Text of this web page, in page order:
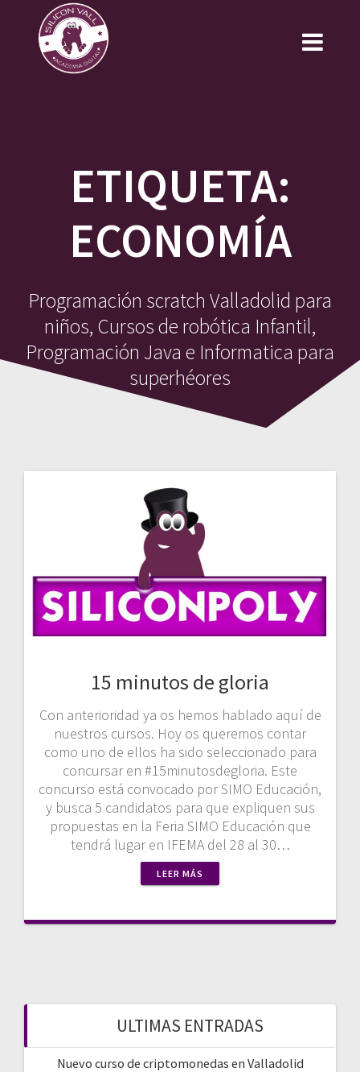
ETIQUETA:
ECONOMÍA
Programación scratch Valladolid para
niños, Cursos de robótica Infantil,
Programación Java e Informatica para
superhéores
15 minutos de gloria
Con anterioridad ya os hemos hablado aquí de
nuestros cursos. Hoy os queremos contar
como uno de ellos ha sido seleccionado para
concursar en #15minutosdegloria. Este
concurso está convocado por SIMO Educación,
y busca 5 candidatos para que expliquen sus
propuestas en la Feria SIMO Educación que
tendrá lugar en IFEMA del 28 al 30…
LEER MÁS
ULTIMAS ENTRADAS
Nuevo curso de criptomonedas en Valladolid